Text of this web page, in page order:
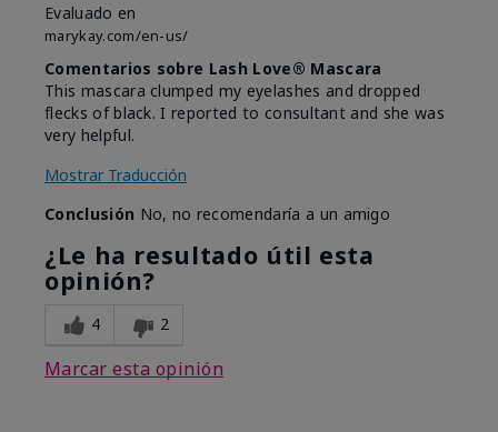
Evaluado en
marykay.com/en-us/
Comentarios sobre Lash Love® Mascara
This mascara clumped my eyelashes and dropped
flecks of black. I reported to consultant and she was
very helpful.
Mostrar Traducción
Conclusión No, no recomendaría a un amigo
¿Le ha resultado útil esta
opinión?
4 2
Marcar esta opinión